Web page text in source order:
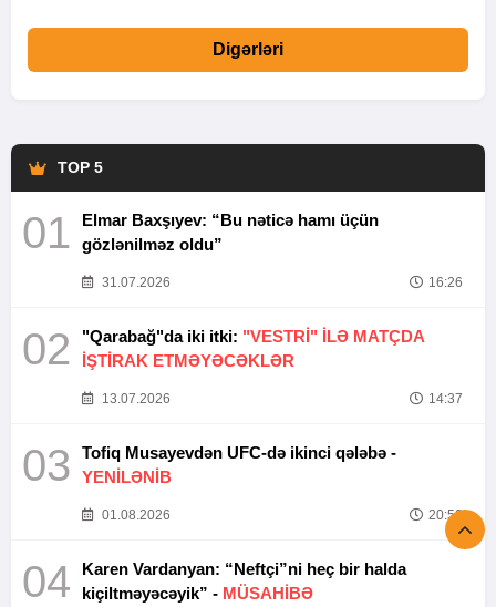
Digərləri
TOP 5
01
Elmar Baxşıyev: “Bu nəticə hamı üçün
gözlənilməz oldu”
31.07.2026 16:26
02 "Qarabağ"da iki itki: "VESTRİ" İLƏ MATÇDA
İŞTİRAK ETMƏYƏCƏKLƏR
13.07.2026 14:37
03
Tofiq Musayevdən UFC-də ikinci qələbə -
YENİLƏNİB
01.08.2026 20:52
04
Karen Vardanyan: “Neftçi”ni heç bir halda
kiçiltməyəcəyik” - MÜSAHİBƏ